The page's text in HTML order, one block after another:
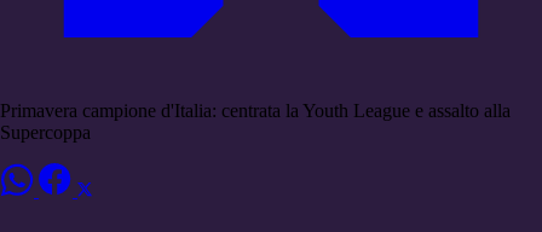
Primavera campione d'Italia: centrata la Youth League e assalto alla
Supercoppa